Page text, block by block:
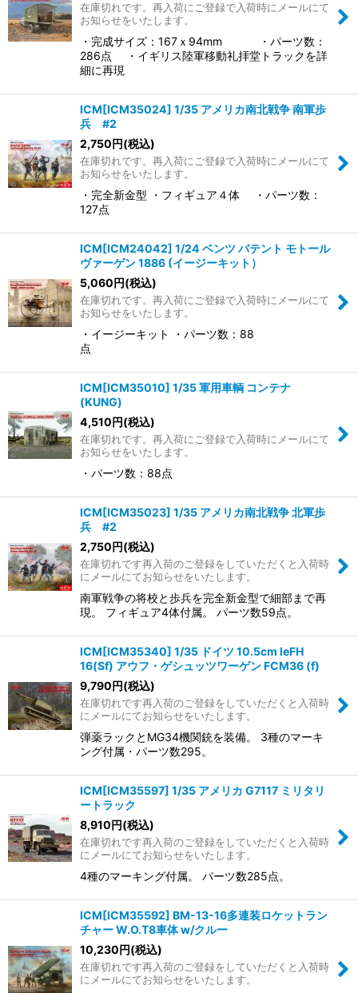
在庫切れです。再入荷にご登録で入荷時にメールにて
お知らせをいたします。
・完成サイズ：167ｘ94mm ・パーツ数：
286点 ・イギリス陸軍移動礼拝堂トラックを詳
細に再現
ICM[ICM35024] 1/35 アメリカ南北戦争 南軍歩
兵 #2
2,750円(税込)
在庫切れです。再入荷にご登録で入荷時にメールにて
お知らせをいたします。
・完全新金型 ・フィギュア４体 ・パーツ数：
127点
ICM[ICM24042] 1/24 ベンツ パテント モトール
ヴァーゲン 1886 (イージーキット）
5,060円(税込)
在庫切れです。再入荷にご登録で入荷時にメールにて
お知らせをいたします。
・イージーキット ・パーツ数：88
点
ICM[ICM35010] 1/35 軍用車輌 コンテナ
(KUNG)
4,510円(税込)
在庫切れです。再入荷にご登録で入荷時にメールにて
お知らせをいたします。
・パーツ数：88点
ICM[ICM35023] 1/35 アメリカ南北戦争 北軍歩
兵 #2
2,750円(税込)
在庫切れです再入荷のご登録をしていただくと入荷時
にメールにてお知らせをいたします。
南軍戦争の将校と歩兵を完全新金型で細部まで再
現。 フィギュア4体付属。 パーツ数59点。
ICM[ICM35340] 1/35 ドイツ 10.5cm leFH
16(Sf) アウフ・ゲシュッツワーゲン FCM36 (f)
9,790円(税込)
在庫切れです再入荷のご登録をしていただくと入荷時
にメールにてお知らせをいたします。
弾薬ラックとMG34機関銃を装備。 3種のマーキ
ング付属・パーツ数295。
ICM[ICM35597] 1/35 アメリカ G7117 ミリタリ
ートラック
8,910円(税込)
在庫切れです再入荷のご登録をしていただくと入荷時
にメールにてお知らせをいたします。
4種のマーキング付属。 パーツ数285点。
ICM[ICM35592] BM-13-16多連装ロケットラン
チャー W.O.T8車体 w/クルー
10,230円(税込)
在庫切れです再入荷のご登録をしていただくと入荷時
にメールにてお知らせをいたします。